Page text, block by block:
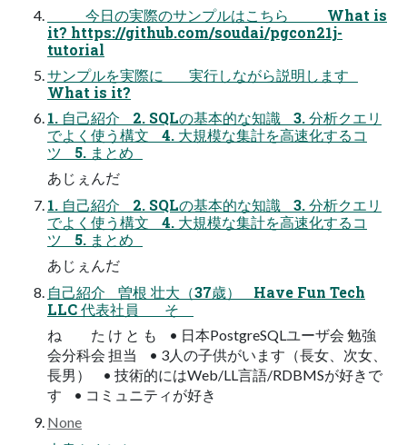
今日の実際のサンプルはこちら What is
it? https://github.com/soudai/pgcon21j-
tutorial
サンプルを実際に 実行しながら説明します
What is it?
1. 自己紹介 2. SQLの基本的な知識 3. 分析クエリ
でよく使う構文 4. 大規模な集計を高速化するコ
ツ 5. まとめ
あじぇんだ
1. 自己紹介 2. SQLの基本的な知識 3. 分析クエリ
でよく使う構文 4. 大規模な集計を高速化するコ
ツ 5. まとめ
あじぇんだ
自己紹介 曽根 壮大（37歳） Have Fun Tech
LLC 代表社員 そ
ね た け と も • 日本PostgreSQLユーザ会 勉強
会分科会 担当 • 3人の子供がいます（長女、次女、
長男） • 技術的にはWeb/LL言語/RDBMSが好きで
す • コミュニティが好き
None